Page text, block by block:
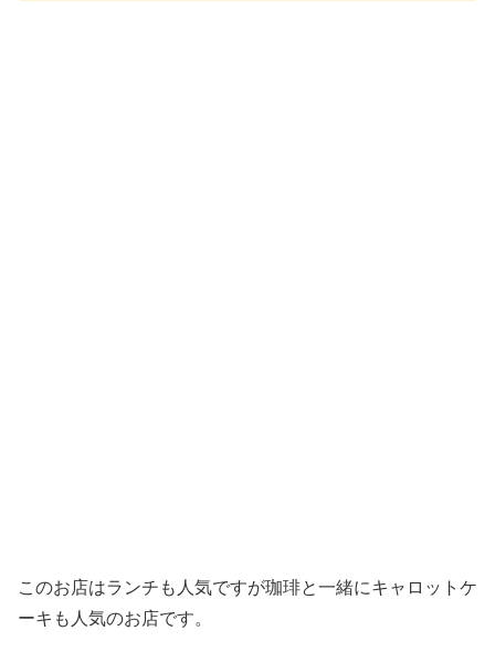
このお店はランチも人気ですが珈琲と一緒にキャロットケ
ーキも人気のお店です。